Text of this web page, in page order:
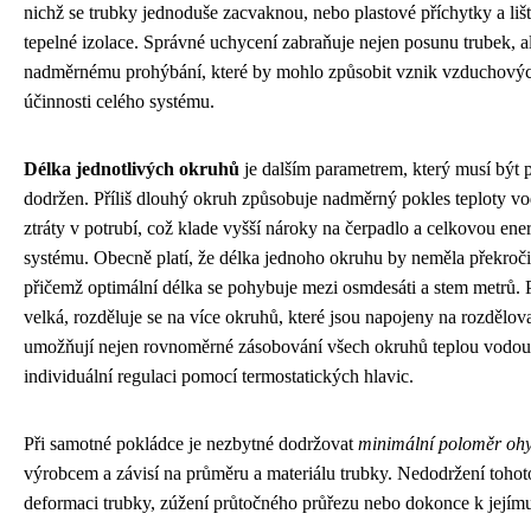
nichž se trubky jednoduše zacvaknou, nebo plastové příchytky a
tepelné izolace. Správné uchycení zabraňuje nejen posunu trubek,
nadměrnému prohýbání, které by mohlo způsobit vznik
účinnosti celého systému.
Délka jednotlivých okruhů je dalším parametrem, který musí být
dodržen. Příliš dlouhý okruh způsobuje nadměrný pokles teploty
ztráty v potrubí, což klade vyšší nároky na čerpadlo a celkovou
systému. Obecně platí, že délka jednoho okruhu by neměla
přičemž optimální délka se pohybuje mezi osmdesáti a stem metrů.
velká, rozděluje se na více okruhů, které jsou napojeny na
umožňují nejen rovnoměrné zásobování všech okruhů teplou
individuální regulaci pomocí termostatických hlavic.
Při samotné pokládce je nezbytné dodržovat minimální poloměr
výrobcem a závisí na průměru a materiálu trubky. Nedodržení
deformaci trubky, zúžení průtočného průřezu nebo dokonce k